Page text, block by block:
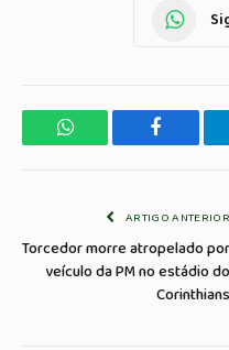
WhatsApp
ARTIGO ANTERIOR
Torcedor morre atropelado por
veículo da PM no estádio do
Corinthians